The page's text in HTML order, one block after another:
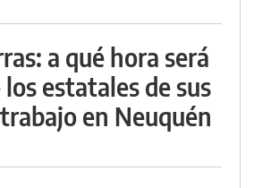
a qué hora será
estatales de sus
en Neuquén